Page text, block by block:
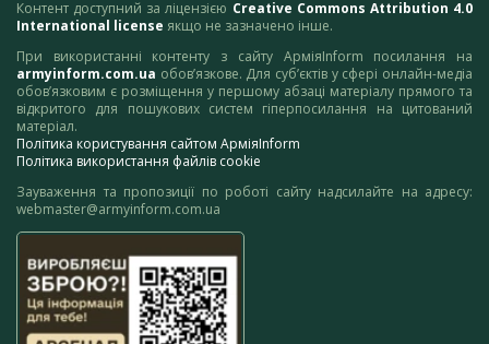
Контент доступний за ліцензією Creative Commons Attribution 4.0
International license якщо не зазначено інше.
При використанні контенту з сайту АрміяInform посилання на
armyinform.com.ua обов’язкове. Для суб’єктів у сфері онлайн-медіа
обов’язковим є розміщення у першому абзаці матеріалу прямого та
відкритого для пошукових систем гіперпосилання на цитований
матеріал.
Політика користування сайтом АрміяInform
Політика використання файлів cookie
Зауваження та пропозиції по роботі сайту надсилайте на адресу:
webmaster@armyinform.com.ua